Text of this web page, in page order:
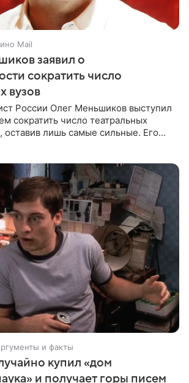
Mail
заявил о
сократить число
вузов
России Олег Меньшиков выступил
сократить число театральных
оставив лишь самые сильные. Его
и факты
купил «дом
и получает горы писем